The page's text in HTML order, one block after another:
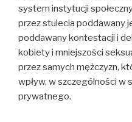
system instytucji
przez stulecia poddawany
poddawany kontestacji i
kobiety i mniejszości
przez samych mężczyzn,
wpływ, w szczególności w
prywatnego.